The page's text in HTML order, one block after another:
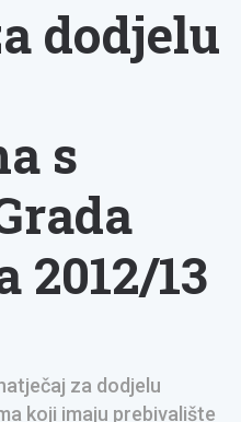
dodjelu
s
2012/13
za dodjelu
koji imaju prebivalište